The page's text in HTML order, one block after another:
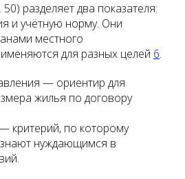
разделяет два показателя:
и учётную норму. Они
местного
для разных целей 6.
— ориентир для
жилья по договору
критерий, по которому
нуждающимся в